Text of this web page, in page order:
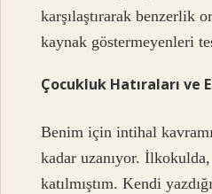
karşılaştırarak benzerlik
kaynak göstermeyenleri
Çocukluk Hatıraları ve
Benim için intihal
kadar uzanıyor. İlkokulda,
katılmıştım. Kendi